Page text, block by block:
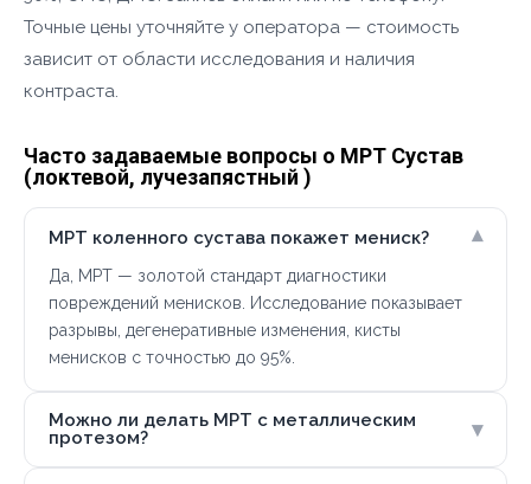
Точные цены уточняйте у оператора — стоимость
зависит от области исследования и наличия
контраста.
Часто задаваемые вопросы о МРТ Сустав
(локтевой, лучезапястный )
МРТ коленного сустава покажет мениск? ▾
Да, МРТ — золотой стандарт диагностики
повреждений менисков. Исследование показывает
разрывы, дегенеративные изменения, кисты
менисков с точностью до 95%.
Можно ли делать МРТ с металлическим
протезом?
▾